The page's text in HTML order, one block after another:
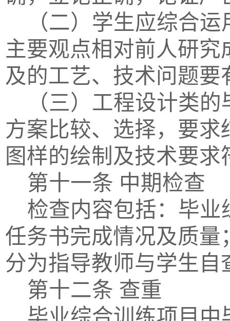
（二）学生应综合
主要观点相对前人研
及的工艺、技术问题要
（三）工程设计类的
方案比较、选择，要
图样的绘制及技术要
第十一条 中期检查
检查内容包括： 毕业
任务书完成情况及质量
分为指导教师与学生自
第十二条 查重